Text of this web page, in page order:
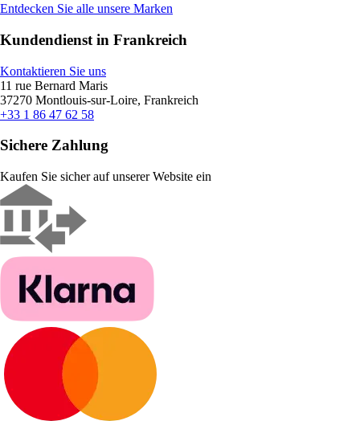
Entdecken Sie alle unsere Marken
Kundendienst in Frankreich
Kontaktieren Sie uns
11 rue Bernard Maris
37270 Montlouis-sur-Loire, Frankreich
+33 1 86 47 62 58
Sichere Zahlung
Kaufen Sie sicher auf unserer Website ein